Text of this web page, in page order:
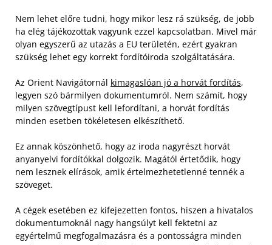
Nem lehet előre tudni, hogy mikor lesz rá szükség, de jobb
ha elég tájékozottak vagyunk ezzel kapcsolatban. Mivel már
olyan egyszerű az utazás a EU területén, ezért gyakran
szükség lehet egy korrekt fordítóiroda szolgáltatására.
Az Orient Navigátornál kimagaslóan jó a horvát fordítás,
legyen szó bármilyen dokumentumról. Nem számít, hogy
milyen szövegtípust kell lefordítani, a horvát fordítás
minden esetben tökéletesen elkészíthető.
Ez annak köszönhető, hogy az iroda nagyrészt horvát
anyanyelvi fordítókkal dolgozik. Magától értetődik, hogy
nem lesznek elírások, amik értelmezhetetlenné tennék a
szöveget.
A cégek esetében ez kifejezetten fontos, hiszen a hivatalos
dokumentumoknál nagy hangsúlyt kell fektetni az
egyértelmű megfogalmazásra és a pontosságra minden